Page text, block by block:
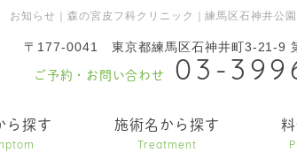
お知らせ｜森の宮皮フ科クリニック｜練馬区石神井公
〒177-0041 東京都練馬区石神井町3-21-9
ご予約・お問い合わせ 03-
ら探す 施術名から探す
Treatment